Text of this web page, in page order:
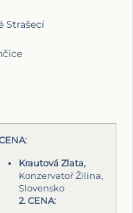
Strašecí
Krautová Zlata,
Konzervatoř Žilina,
Slovensko
2. CENA: